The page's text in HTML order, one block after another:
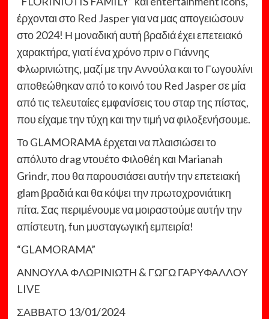
έρχονται στο Red Jasper για να μας απογειώσουν
στο 2024! Η μοναδική αυτή βραδιά έχει επετειακό
χαρακτήρα, γιατί ένα χρόνο πριν ο Γιάννης
Φλωρινιώτης, μαζί με την Αννούλα και το Γωγουλίνι
αποθεώθηκαν από το κοινό του Red Jasper σε μία
από τις τελευταίες εμφανίσεις του σταρ της πίστας,
που είχαμε την τύχη και την τιμή να φιλοξενήσουμε.
Το GLAMORAMA έρχεται να πλαισιώσει το
απόλυτο drag ντουέτο Φιλοθέη και Marianah
Grindr, που θα παρουσιάσει αυτήν την επετειακή
glam βραδιά και θα κόψει την πρωτοχρονιάτικη
πίτα. Σας περιμένουμε να μοιραστούμε αυτήν την
απίστευτη, fun μυσταγωγική εμπειρία!
“GLAMORAMA”
ΑΝΝΟΥΛΑ ΦΛΩΡΙΝΙΩΤΗ & ΓΩΓΩ ΓΑΡΥΦΑΛΛΟΥ
LIVE
ΣΑΒΒΑΤΟ 13/01/2024